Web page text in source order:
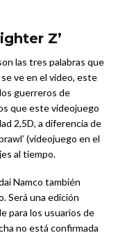
Z’
las tres palabras que
ve en el video, este
guerreros de
que este videojuego
2,5D, a diferencia de
(videojuego en el
al tiempo.
Namco también
Será una edición
para los usuarios de
no está confirmada